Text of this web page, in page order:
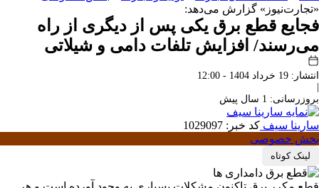
«تجارت‌نیوز» گزارش می‌دهد:
فجایع قطع برق یکی پس از دیگری از راه
می‌رسند/ افزایش تلفات دامی و شیلاتی
انتشار: 19 خرداد 1404 - 12:00
بروزرسانی: 1 سال پیش
سارینا سیف کد خبر: 1029097
بخش خصوصی
لینک کوتاه